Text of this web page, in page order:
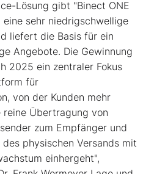
Lösung gibt "Binect ONE
eine sehr niedrigschwellige
liefert die Basis für ein
Angebote. Die Gewinnung
2025 ein zentraler Fokus
für
von der Kunden mehr
Übertragung von
zum Empfänger und
physischen Versands mit
einhergeht",